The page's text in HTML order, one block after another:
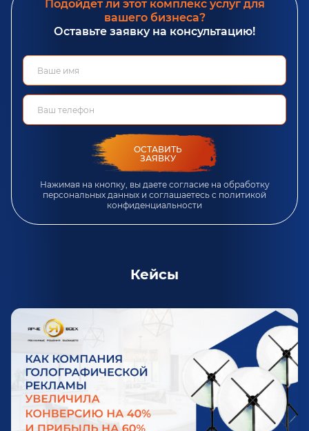
Подойдет ли этот комплекс услуг для
вашего бизнеса?
Оставьте заявку на консультацию!
ОСТАВИТЬ
ЗАЯВКУ
Нажимая на кнопку, вы даете согласие на обработку
персональных данных и соглашаетесь c политикой
конфиденциальности
Кейсы